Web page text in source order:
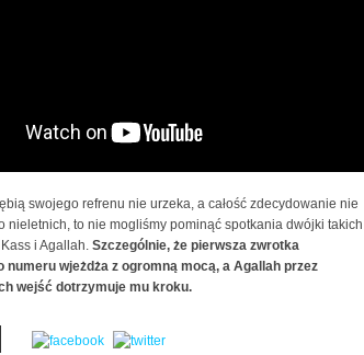
swojego refrenu nie urzeka, a całość zdecydowanie nie
nieletnich, to nie mogliśmy pominąć spotkania dwójki takich
i Agallah. Szczególnie, że pierwsza zwrotka
numeru wjeżdża z ogromną mocą, a Agallah przez
wejść dotrzymuje mu kroku.